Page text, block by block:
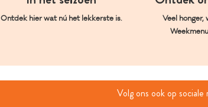
Ontdek hier wat nú het lekkerste is.
Veel honger,
Volg ons ook op sociale